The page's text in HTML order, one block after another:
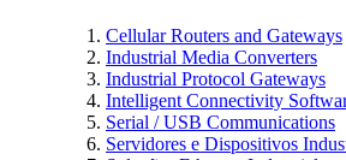
Cellular Routers and Gateways
Industrial Media Converters
Industrial Protocol Gateways
Intelligent Connectivity
Serial / USB Communications
Servidores e Dispositivos